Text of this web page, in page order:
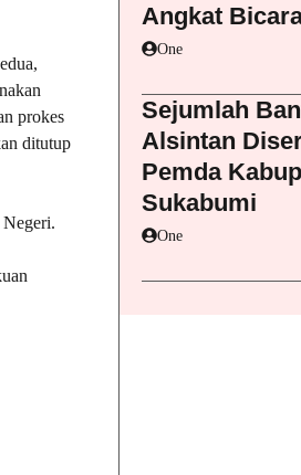
prokes
ditutup
Angkat
One
Sejumlah
Alsintan
Pemda
Sukabumi
One